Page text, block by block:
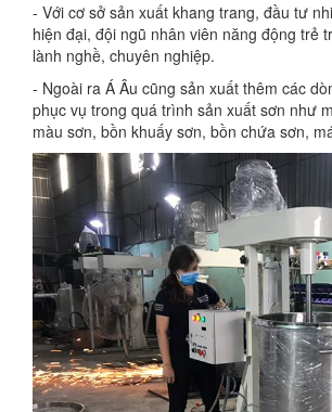
- Với cơ sở sản xuất khang trang, đầu tư
hiện đại, đội ngũ nhân viên năng động trẻ
lành nghề, chuyên nghiệp.
- Ngoài ra Á Âu cũng sản xuất thêm các
phục vụ trong quá trình sản xuất sơn như
màu sơn, bồn khuấy sơn, bồn chứa sơn,